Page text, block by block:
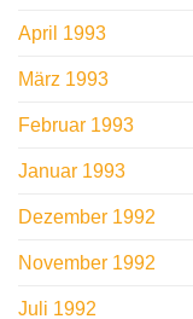
April 1993
März 1993
Februar 1993
Januar 1993
Dezember 1992
November 1992
Juli 1992